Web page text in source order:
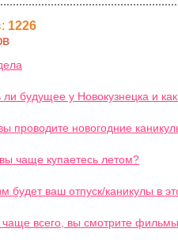
1226
ли будущее у Новокузнецка и
проводите новогодние
чаще купаетесь летом?
будет ваш отпуск/каникулы в
чаще всего, вы смотрите